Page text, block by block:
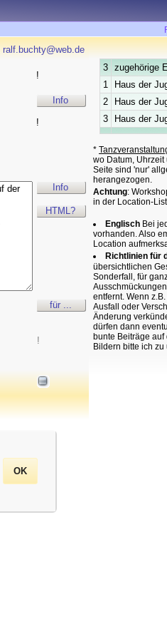
ralf.buchty@web.de
!
Info
!
Info
HTML?
für ...
!
3 zugehörige
1
Haus der
2
Haus der
3
Haus der
*
wo Datum,
Seite sind 'nur'
herangezogen.
Achtung:
in der Location-
Englisch Bei
vorhanden. Also
Location
Richtlinien für
übersichtlichen
Sonderfall, für
entfernt. Wenn
Ausfall oder
Änderung
dürfen dann
bunte Beiträge
Bildern bitte ich